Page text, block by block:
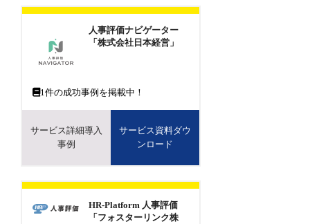
人事評価ナビゲーター
「株式会社日本経営」
1件の成功事例を掲載中！
サービス詳細導入
事例
サービス資料ダウ
ンロード
HR-Platform 人事評価
「フォスターリンク株